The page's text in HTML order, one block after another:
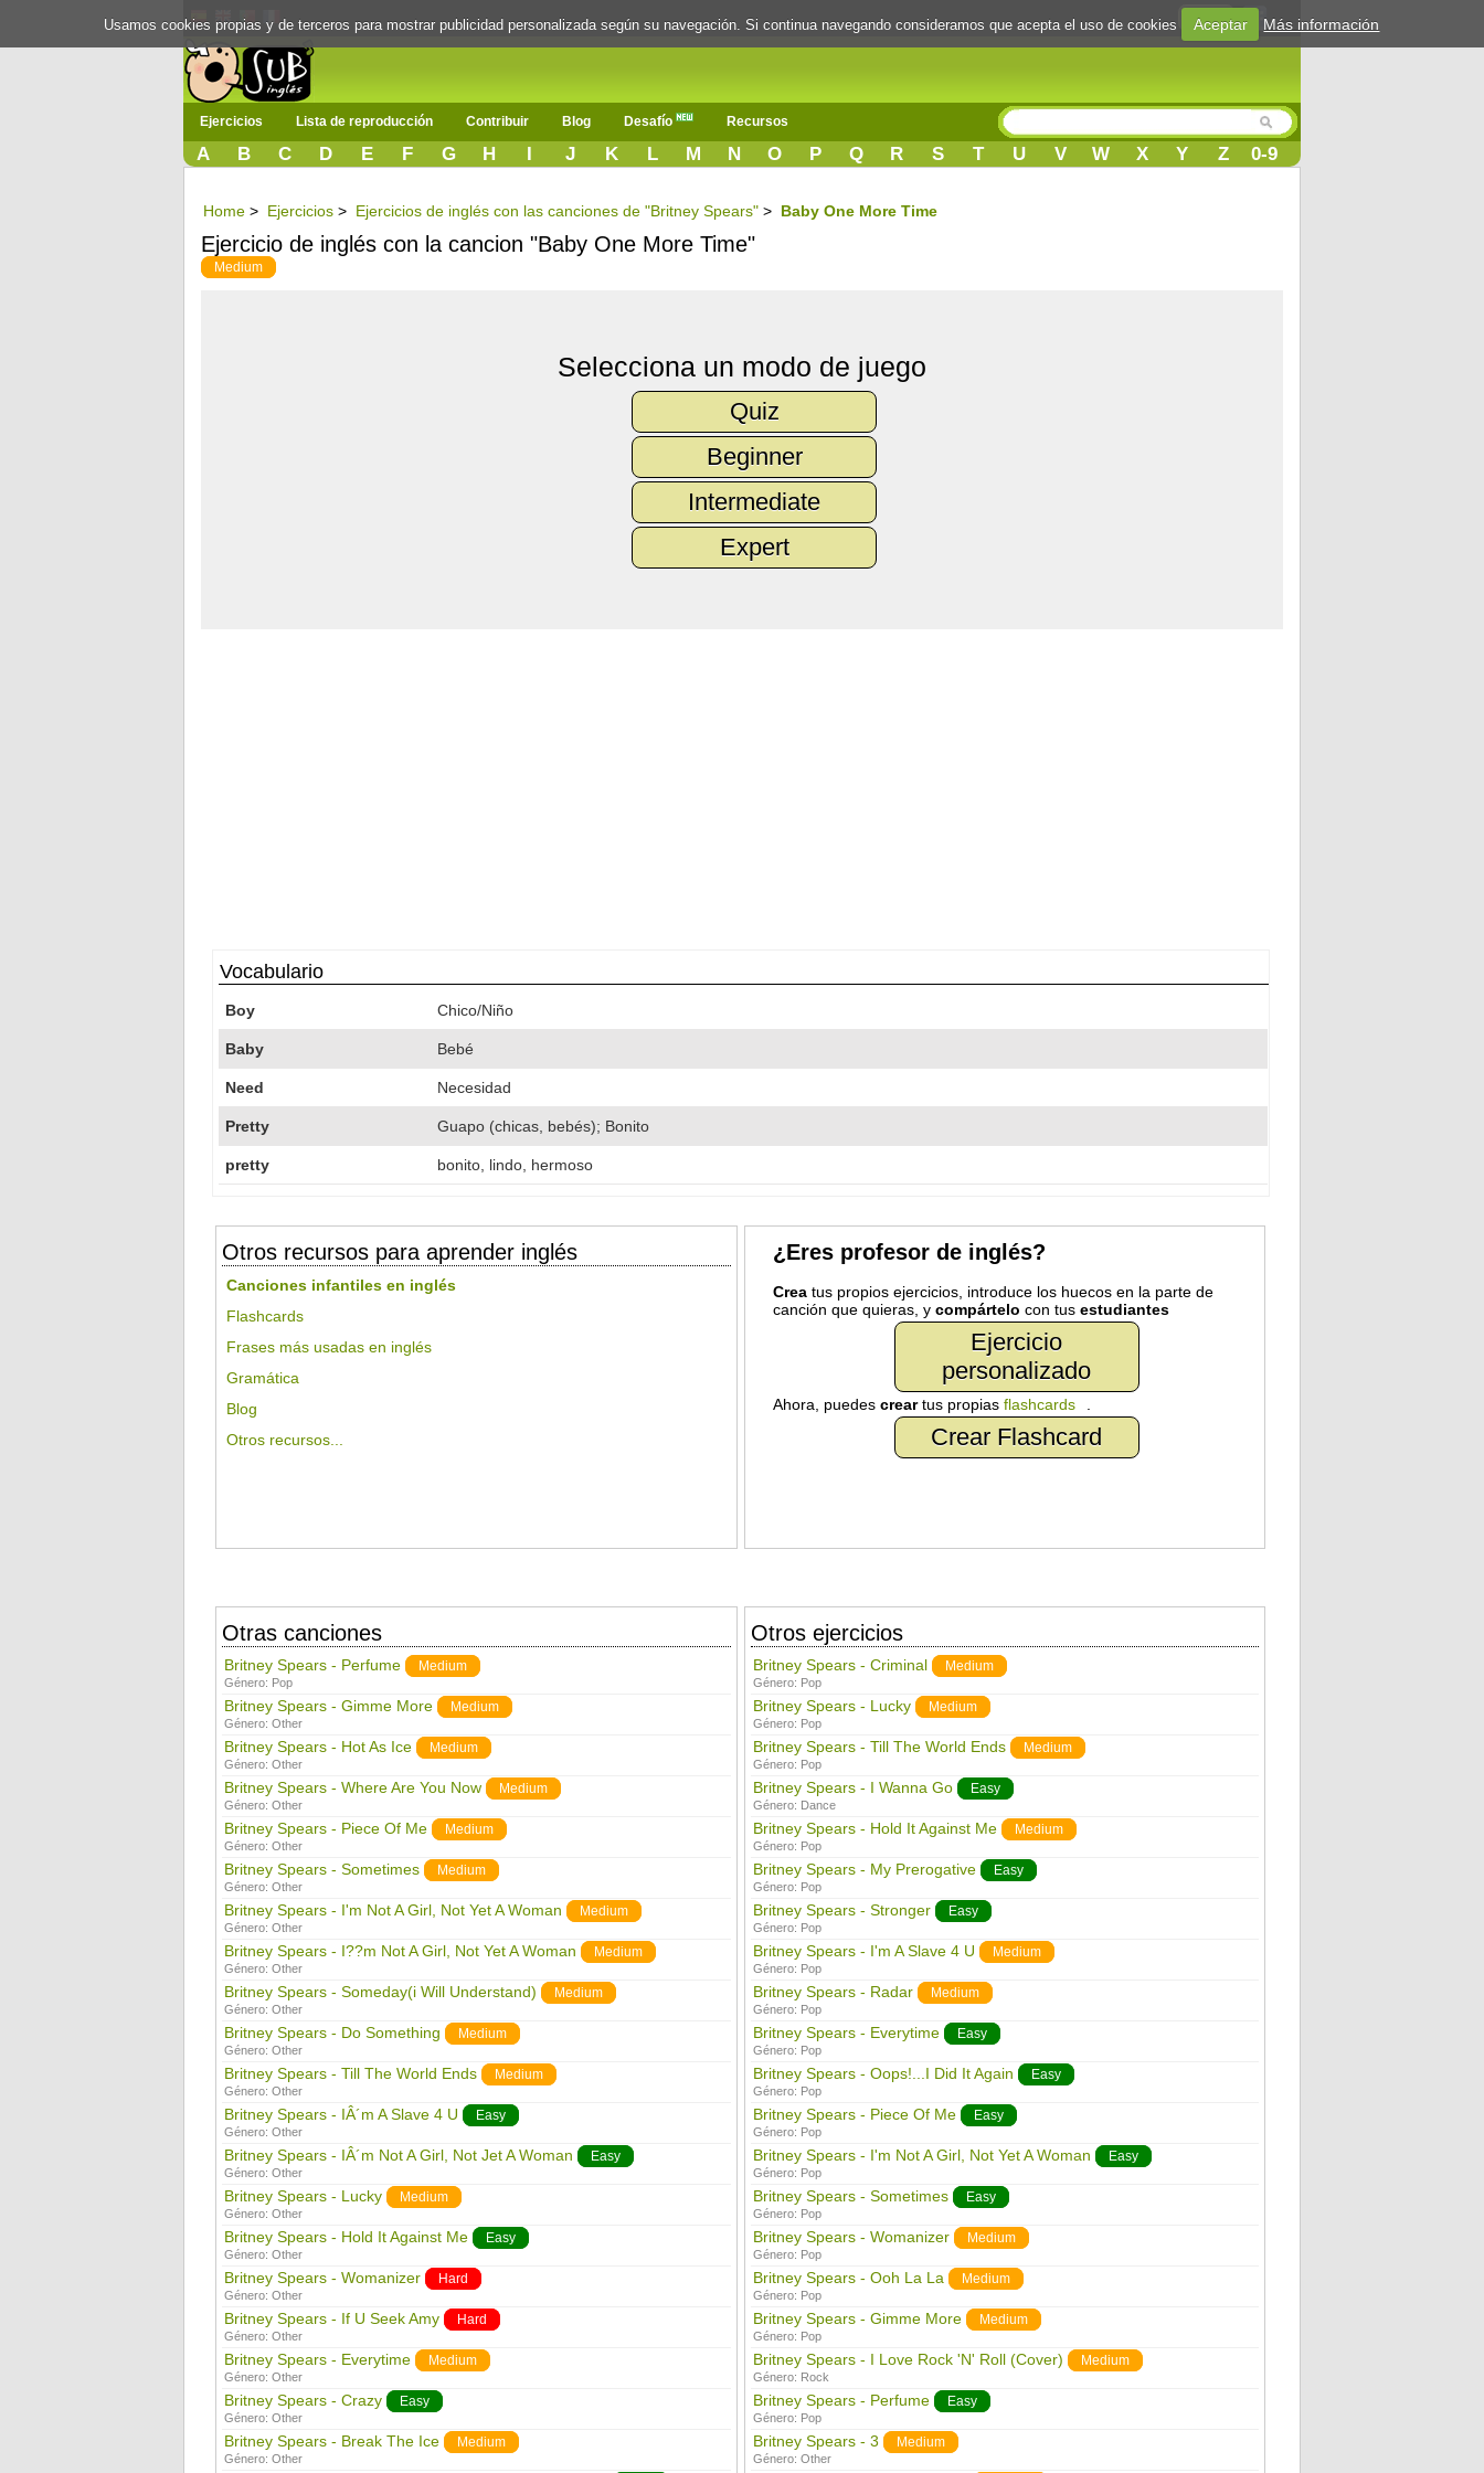
Login
Ejercicios Lista de reproducción Contribuir Blog Desafío Recursos
A B C D E F G H I J K L M N O P Q R S T U V W X Y Z 0-9
Home > Ejercicios > Ejercicios de inglés con las canciones de "Britney Spears" > Baby One More Time
Ejercicio de inglés con la cancion "Baby One More Time"
Medium
Selecciona un modo de juego
Quiz
Beginner
Intermediate
Expert
Vocabulario
Boy Chico/Niño
Baby Bebé
Need Necesidad
Pretty Guapo (chicas, bebés); Bonito
pretty bonito, lindo, hermoso
Otros recursos para aprender inglés
Canciones infantiles en inglés
Flashcards
Frases más usadas en inglés
Gramática
Blog
Otros recursos...
¿Eres profesor de inglés?
Creatus propios ejercicios, introduce los huecos en la parte de
canción que quieras, y compártelo con tus estudiantes
Ejercicio
personalizado
Ahora, puedes creartus propias flashcards
Crear Flashcard
Otras canciones
Britney Spears - Perfume Medium
Género: Pop
Britney Spears - Gimme More Medium
Género: Other
Britney Spears - Hot As Ice Medium
Género: Other
Britney Spears - Where Are You Now Medium
Género: Other
Britney Spears - Piece Of Me Medium
Género: Other
Britney Spears - Sometimes Medium
Género: Other
Britney Spears - I'm Not A Girl, Not Yet A Woman Medium
Género: Other
Britney Spears - I??m Not A Girl, Not Yet A Woman Medium
Género: Other
Britney Spears - Someday(i Will Understand) Medium
Género: Other
Britney Spears - Do Something Medium
Género: Other
Britney Spears - Till The World Ends Medium
Género: Other
Britney Spears - IÂ´m A Slave 4 U Easy
Género: Other
Britney Spears - IÂ´m Not A Girl, Not Jet A Woman Easy
Género: Other
Britney Spears - Lucky Medium
Género: Other
Britney Spears - Hold It Against Me Easy
Género: Other
Britney Spears - Womanizer Hard
Género: Other
Britney Spears - If U Seek Amy Hard
Género: Other
Britney Spears - Everytime Medium
Género: Other
Britney Spears - Crazy Easy
Género: Other
Britney Spears - Break The Ice Medium
Género: Other
Otros ejercicios
Britney Spears - Criminal Medium
Género: Pop
Britney Spears - Lucky Medium
Género: Pop
Britney Spears - Till The World Ends Medium
Género: Pop
Britney Spears - I Wanna Go Easy
Género: Dance
Britney Spears - Hold It Against Me Medium
Género: Pop
Britney Spears - My Prerogative Easy
Género: Pop
Britney Spears - Stronger Easy
Género: Pop
Britney Spears - I'm A Slave 4 U Medium
Género: Pop
Britney Spears - Radar Medium
Género: Pop
Britney Spears - Everytime Easy
Género: Pop
Britney Spears - Oops!...I Did It Again Easy
Género: Pop
Britney Spears - Piece Of Me Easy
Género: Pop
Britney Spears - I'm Not A Girl, Not Yet A Woman Easy
Género: Pop
Britney Spears - Sometimes Easy
Género: Pop
Britney Spears - Womanizer Medium
Género: Pop
Britney Spears - Ooh La La Medium
Género: Pop
Britney Spears - Gimme More Medium
Género: Pop
Britney Spears - I Love Rock 'N' Roll (Cover) Medium
Género: Rock
Britney Spears - Perfume Easy
Género: Pop
Britney Spears - 3 Medium
Género: Other
Usamos cookies propias y de terceros para mostrar publicidad personalizada según su navegación. Si continua navegando consideramos que acepta el uso de cookies Aceptar Más información